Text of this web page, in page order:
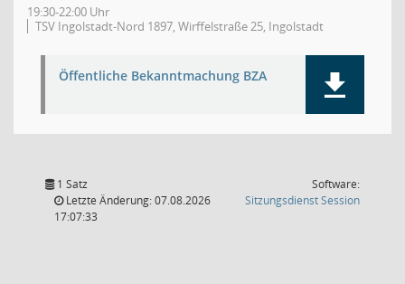
19:30-22:00 Uhr
TSV Ingolstadt-Nord 1897, Wirffelstraße 25, Ingolstadt
Öffentliche Bekanntmachung BZA
1 Satz
Letzte Änderung: 07.08.2026
17:07:33
Software:
SitzungsdienstSession(Wird in